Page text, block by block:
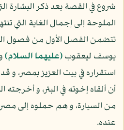
شروع في القصة بعد ذكر البشارة
الملوحة إلى إجمال الغاية التي
تتضمن الفصل الأول من فصول
يوسف ليعقوب(عليهما السلام)
استقراره في بيت العزيز بمصر،
أن ألقاه إخوته في البئر، و أخرجته
من السيارة، و هم حملوه إلى
عنده.